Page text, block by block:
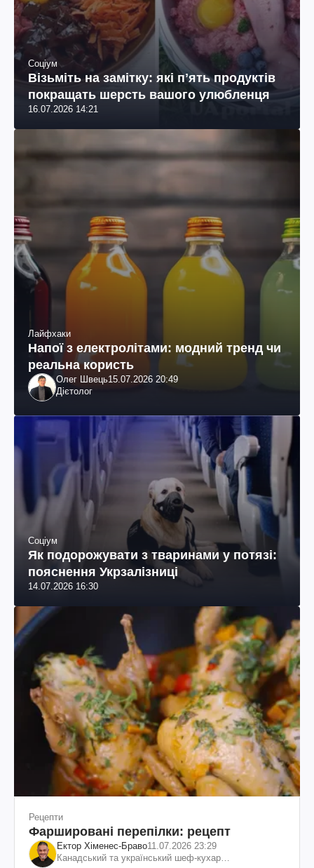
Соціум
Візьміть на замітку: які пʼять продуктів
покращать шерсть вашого улюбленця
16.07.2026 14:21
Лайфхаки
Напої з електролітами: модний тренд чи
реальна користь
Олег Швець15.07.2026 20:49
Дієтолог
Соціум
Як подорожувати з тваринами у потязі:
пояснення Укрзалізниці
14.07.2026 16:30
Рецепти
Фаршировані перепілки: рецепт
Ектор Хіменес-Браво11.07.2026 23:29
Канадський та український шеф-кухар